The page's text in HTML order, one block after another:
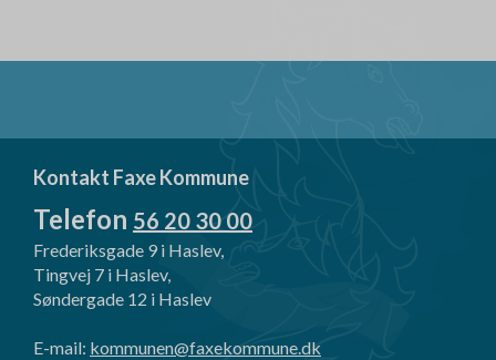
Kontakt Faxe Kommune
Telefon 56 20 30 00
Frederiksgade 9 i Haslev,
Tingvej 7 i Haslev,
Søndergade 12 i Haslev
E-mail: kommunen@faxekommune.dk